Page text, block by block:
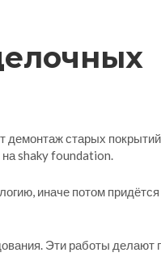
демонтаж старых
на shaky foundation.
иначе потом
Эти работы